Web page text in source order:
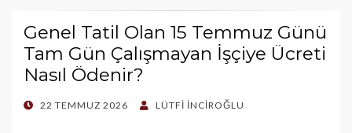
Genel Tatil Olan 15 Temmuz Günü
Tam Gün Çalışmayan İşçiye Ücreti
Nasıl Ödenir?
POSTED
22 TEMMUZ 2026 LÜTFI İNCIROĞLU